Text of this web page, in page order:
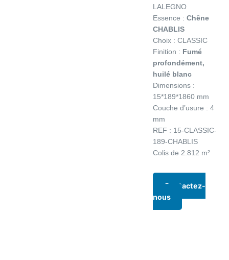
LALEGNO
Essence :Chêne
CHABLIS
Choix : CLASSIC
Finition : Fumé
profondément,
huilé blanc
Dimensions :
15*189*1860 mm
Couche d’usure : 4
mm
REF : 15-CLASSIC-
189-CHABLIS
Colis de 2.812 m²
Contactez-
nous